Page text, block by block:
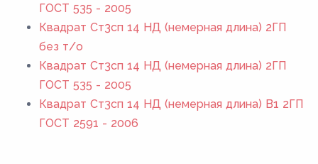
ГОСТ 535 - 2005
Квадрат Ст3сп 14 НД (немерная длина) 2ГП
без т/о
Квадрат Ст3сп 14 НД (немерная длина) 2ГП
ГОСТ 535 - 2005
Квадрат Ст3сп 14 НД (немерная длина) В1 2ГП
ГОСТ 2591 - 2006